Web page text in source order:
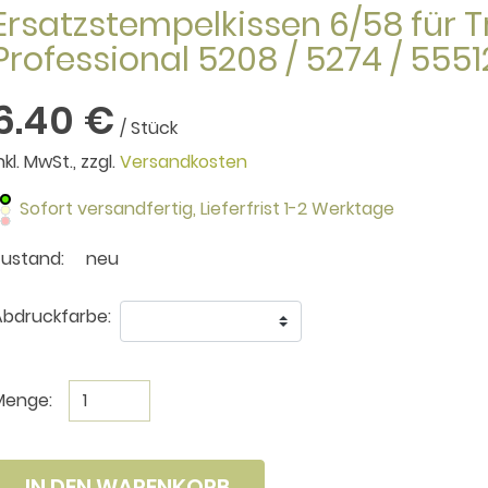
6/58 für
5208 / 5274 /
€ / Stück
MwSt., zzgl.Versandkosten
Sofort versandfertig, Lieferfrist 1-2 Werktage
neu